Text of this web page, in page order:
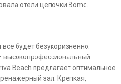
отели цепочки Bomo.
будет безукоризненно.
высокопрофессиональный
Beach предлагает оптимальное
зал. Крепкая,